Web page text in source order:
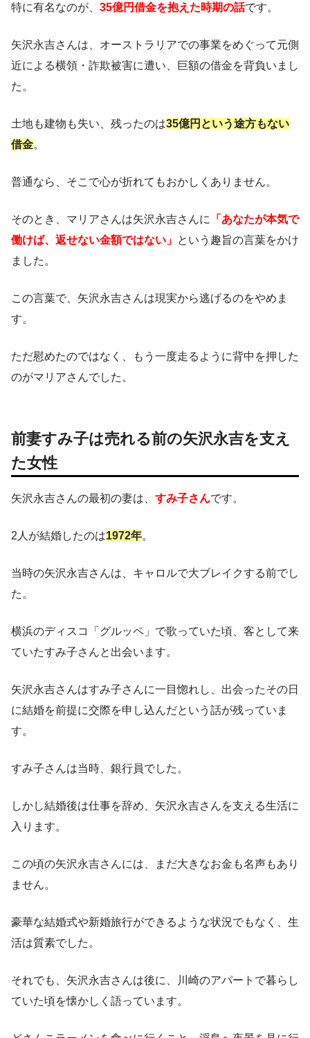
特に有名なのが、 35億円借金を抱えた時期の話です。
矢沢永吉さんは、オーストラリアでの事業をめぐって元側
近による横領・詐欺被害に遭い、巨額の借金を背負いまし
た。
土地も建物も失い、残ったのは35億円という途方もない
借金。
普通なら、そこで心が折れてもおかしくありません。
そのとき、マリアさんは矢沢永吉さんに 「あなたが本気で
働けば、返せない金額ではない」 という趣旨の言葉をかけ
ました。
この言葉で、矢沢永吉さんは現実から逃げるのをやめま
す。
ただ慰めたのではなく、もう一度走るように背中を押した
のがマリアさんでした。
前妻すみ子は売れる前の矢沢永吉を支え
た女性
矢沢永吉さんの最初の妻は、 すみ子さんです。
2人が結婚したのは1972年。
当時の矢沢永吉さんは、キャロルで大ブレイクする前でし
た。
横浜のディスコ「グルッペ」で歌っていた頃、客として来
ていたすみ子さんと出会います。
矢沢永吉さんはすみ子さんに一目惚れし、出会ったその日
に結婚を前提に交際を申し込んだという話が残っていま
す。
すみ子さんは当時、銀行員でした。
しかし結婚後は仕事を辞め、矢沢永吉さんを支える生活に
入ります。
この頃の矢沢永吉さんには、まだ大きなお金も名声もあり
ません。
豪華な結婚式や新婚旅行ができるような状況でもなく、生
活は質素でした。
それでも、矢沢永吉さんは後に、川崎のアパートで暮らし
ていた頃を懐かしく語っています。